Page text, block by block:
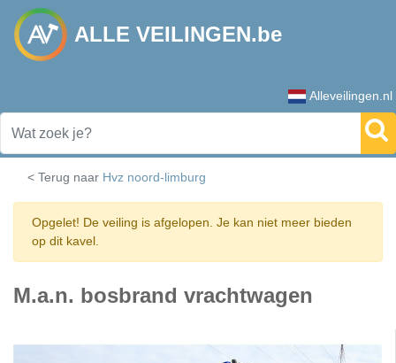
ALLE VEILINGEN.be
Alleveilingen.nl
< Terug naar Hvz noord-limburg
Opgelet! De veiling is afgelopen. Je kan niet meer bieden
op dit kavel.
M.a.n. bosbrand vrachtwagen